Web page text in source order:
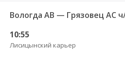
Вологда АВ — Грязовец АС
10:55
Лисицынский карьер